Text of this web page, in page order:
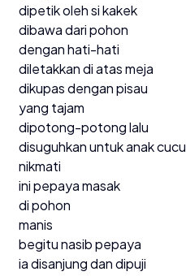
dipetik oleh si kakek
dibawa dari pohon
dengan hati-hati
diletakkan di atas meja
dikupas dengan pisau
yang tajam
dipotong-potong lalu
disuguhkan untuk anak cucu
nikmati
ini pepaya masak
di pohon
manis
begitu nasib pepaya
ia disanjung dan dipuji